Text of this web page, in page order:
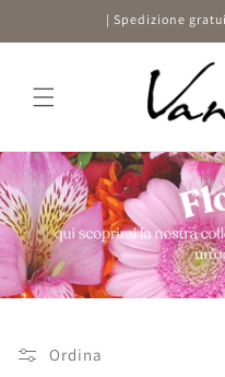
direttamente
ai contenuti
| Spedizione
Ordina